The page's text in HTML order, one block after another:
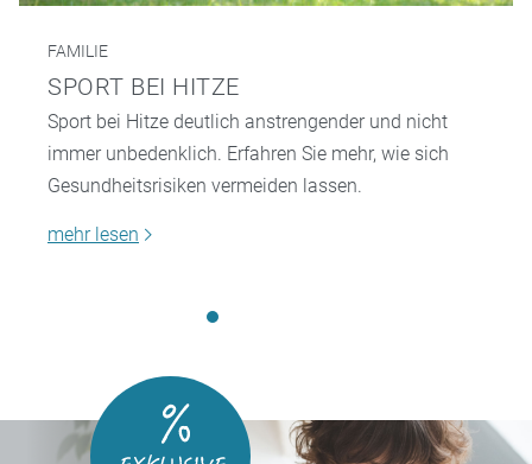
FAMILIE
SPORT BEI HITZE
Sport bei Hitze deutlich anstrengender und nicht
immer unbedenklich. Erfahren Sie mehr, wie sich
Gesundheitsrisiken vermeiden lassen.
mehr lesen